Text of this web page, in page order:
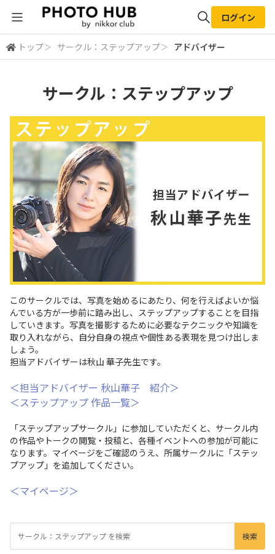
全体検索
ログイン
トップ＞ サークル：ステップアップ＞ アドバイザー
サークル：ステップアップ
このサークルでは、写真を始めるにあたり、何を行えばよいか悩
んでいる方が一歩前に踏み出し、ステップアップすることを目指
していきます。写真を撮影するために必要なテクニックや知識を
取り入れながら、自分自身の視点や個性ある表現を見つけ出しま
しょう。
担当アドバイザーは秋山 華子先生です。
＜担当アドバイザー 秋山華子 紹介＞
＜ステップアップ 作品一覧＞
「ステップアップサークル」に参加していただくと、サークル内
の作品やトークの閲覧・投稿と、各種イベントへの参加が可能に
なります。マイページをご確認のうえ、所属サークルに「ステッ
プアップ」を追加してください。
＜マイページ＞